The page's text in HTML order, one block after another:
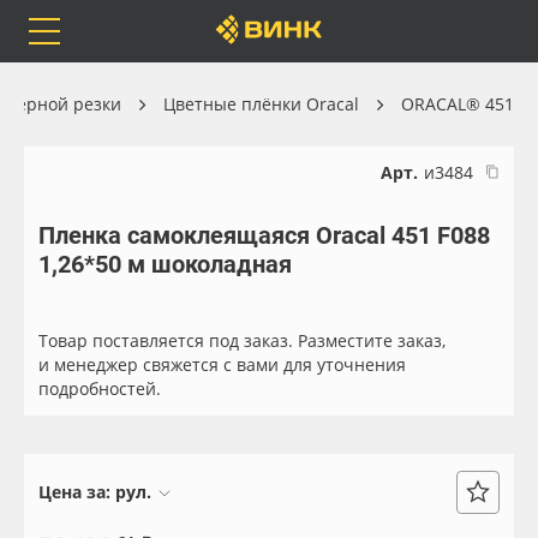
Каталог
Бренды
Оплата
Весь каталог
Самоклеящиеся плёнки
Чернила
резки Цветные плёнки Oracal ORACAL® 451
Арт. и3484
Пленка самоклеящаяся Oracal 451 F088
1,26*50 м шоколадная
Товар поставляется под заказ. Разместите заказ,
и менеджер свяжется с вами для уточнения
подробностей.
Цена за: рул.